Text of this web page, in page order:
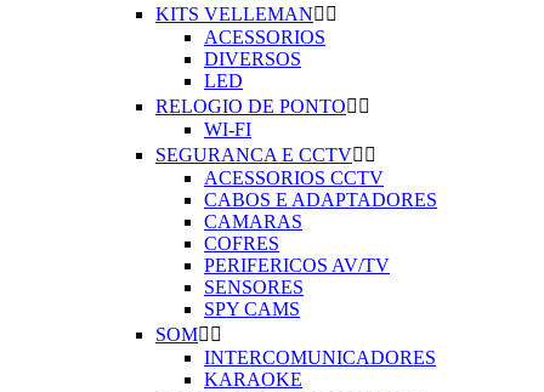
KITS VELLEMAN 
ACESSORIOS
DIVERSOS
LED
RELOGIO DE PONTO 
WI-FI
SEGURANCA E CCTV 
ACESSORIOS CCTV
CABOS E ADAPTADORES
CAMARAS
COFRES
PERIFERICOS AV/TV
SENSORES
SPY CAMS
SOM 
INTERCOMUNICADORES
KARAOKE